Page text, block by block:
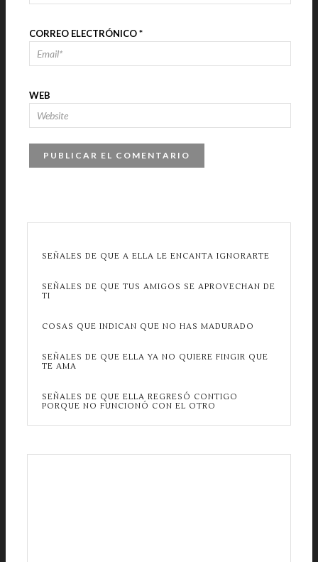
CORREO ELECTRÓNICO*
WEB
SEÑALES DE QUE A ELLA LE ENCANTA IGNORARTE
SEÑALES DE QUE TUS AMIGOS SE APROVECHAN DE
TI
COSAS QUE INDICAN QUE NO HAS MADURADO
SEÑALES DE QUE ELLA YA NO QUIERE FINGIR QUE
TE AMA
SEÑALES DE QUE ELLA REGRESÓ CONTIGO
PORQUE NO FUNCIONÓ CON EL OTRO